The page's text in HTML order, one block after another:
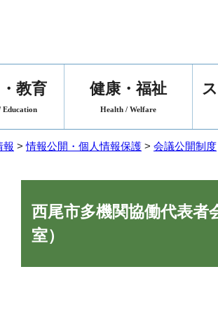
教育
Education
健康・福祉
Health / Welfare
報 >情報公開・個人情報保護 > 会議公開制度
西尾市多機関協働代表
室）